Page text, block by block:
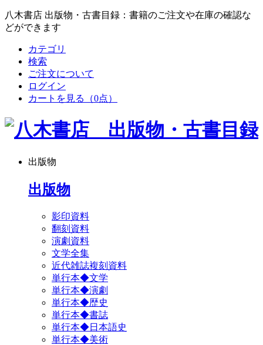
八木書店 出版物・古書目録：書籍のご注文や在庫の確認な
どができます
カテゴリ
検索
ご注文について
ログイン
カートを見る
（0点）
出版物
出版物
影印資料
翻刻資料
演劇資料
文学全集
近代雑誌複刻資料
単行本◆文学
単行本◆演劇
単行本◆歴史
単行本◆書誌
単行本◆日本語史
単行本◆美術